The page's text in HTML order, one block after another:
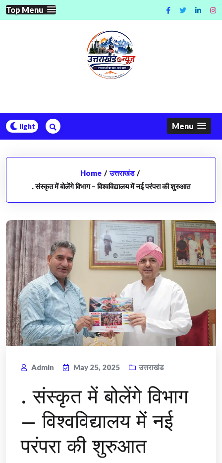
Skip
to
Top Menu
Menu
Home / उत्तराखंड /
. संस्कृत में बोलेंगे विभाग – विश्वविद्यालय में नई परंपरा की शुरुआत
Admin May 25, 2025 उत्तराखंड
. संस्कृत में बोलेंगे विभाग
– विश्वविद्यालय में नई
परंपरा की शुरुआत